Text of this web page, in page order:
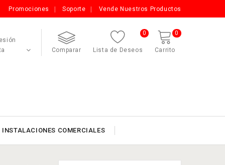
Promociones Soporte Vende Nuestros Productos
Comparar Lista de Deseos
0
Carrito
0
INSTALACIONES COMERCIALES